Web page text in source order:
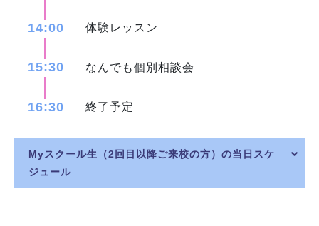
14:00 体験レッスン
15:30 なんでも個別相談会
16:30 終了予定
Myスクール生（2回目以降ご来校の方）の当日スケ
ジュール